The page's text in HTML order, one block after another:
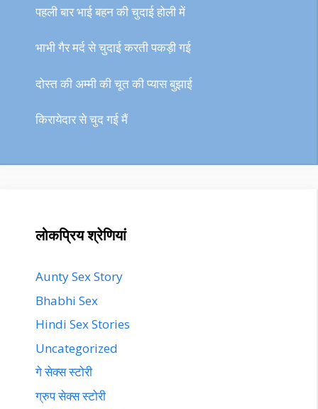
पहली बार भाई बहन की चुदाई होली में
भाभी गैर मर्द से चुदाई करती पकड़ी गई
दोस्त की अम्मी की चूत की प्यास बुझाई
किरायेदार से चुद गई मैं
लोकप्रिय श्रेणियां
Aunty Sex Story
Bhabhi Sex
Hindi Sex Stories
Uncategorized
गे सेक्स स्टोरी
ग्रुप सेक्स स्टोरी